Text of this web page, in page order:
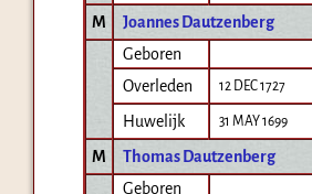
M
Joannes Dautzenberg
Geboren
Overleden
12 DEC 1727
Huwelijk
31 MAY 1699
M
Thomas Dautzenberg
Geboren